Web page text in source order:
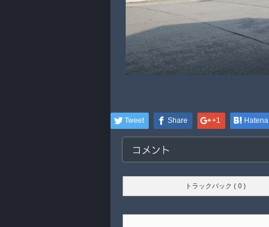
Tweet Share +1 Hatena
コメント
トラックバック ( 0 )